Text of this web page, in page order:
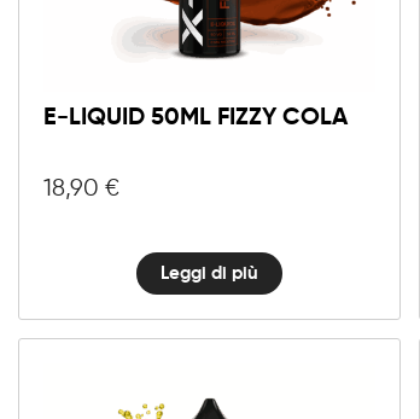
E-LIQUID 50ML FIZZY COLA
18,90 €
Leggi di più